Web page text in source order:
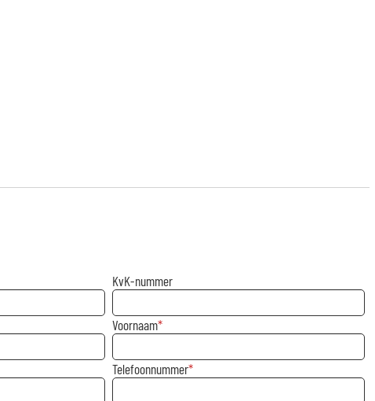
KvK-nummer
Voornaam
Telefoonnummer